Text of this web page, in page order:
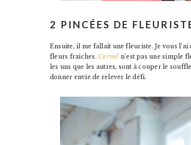
2 PINCÉES DE
Ensuite, il me fallait une fleuriste. Je vous l’ai
fleurs fraiches. Carmel n’est pas une simple
les uns que les autres, sont à couper le
donner envie de relever le défi.